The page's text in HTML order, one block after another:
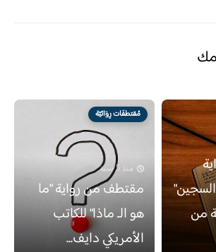
من
مُقتطفَات رِوَائيّة
منذ 5 سنة
مقتطف من رواية "ما
هو الـ ماذا" للكاتب
الأمريكي دايف...